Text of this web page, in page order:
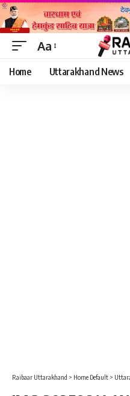
Font
Resizer
Aa
Home Uttarakhand News
Raibaar Uttarakhand > Home Default >